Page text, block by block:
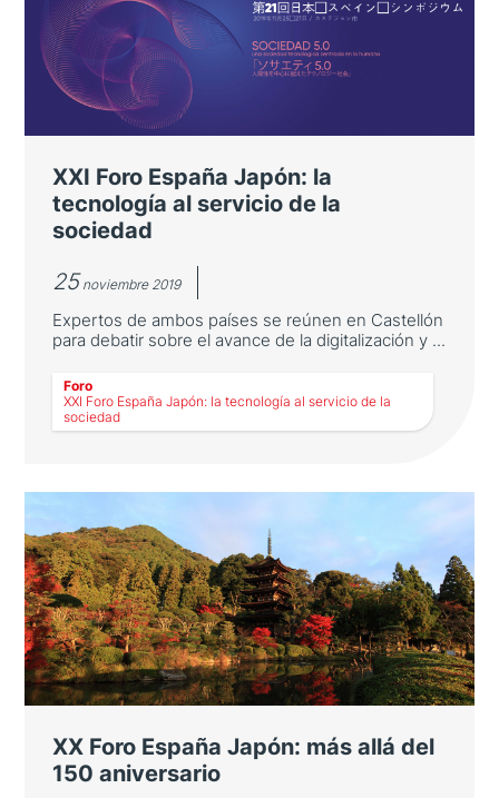
Repercusión en medios de comunicación del
Foro celebrado en Castellón
XXI Foro España Japón: la
tecnología al servicio de la
sociedad
25 noviembre 2019
Expertos de ambos países se reúnen en Castellón
para debatir sobre el avance de la digitalización y ...
Foro
XXI Foro España Japón: la tecnología al servicio de la
sociedad
XXI Foro España Japón: la
tecnología al servicio de la
sociedad
Expertos de ambos países se reúnen en
Castellón para debatir sobre el avance de la
digitalización y los dilemas que
XX Foro España Japón: más allá del
150 aniversario